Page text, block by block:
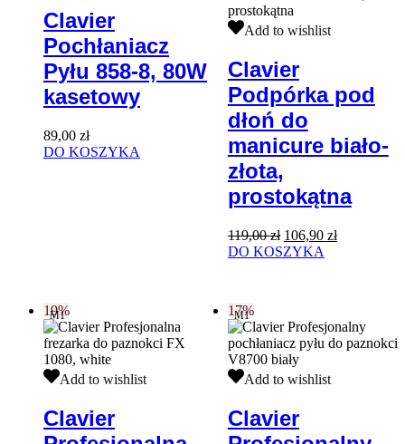
Pyłu
858-
8,
80W
kasetowy
Clavier
Pochłaniacz
Pyłu 858-8, 80W
kasetowy
89,00 zł
DO KOSZYKA
Clavier
pod
dłoń
do
manicure
biało-
złota,
prostokątna
Add to wishlist
Clavier
Podpórka pod
dłoń do
manicure biało-
złota,
prostokątna
119,00zł Pierwotna
cena
106,90 złAktualna
DO KOSZYKA
19%
Clavier
frezarka
do
paznokci
Add to wishlist
M1
Clavier
17%
Clavier
pochłaniacz
pyłu
do
Add to wishlist
M1
Clavier